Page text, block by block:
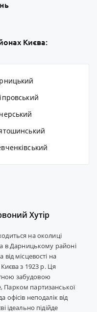
Києва:
Хутір
на околиці
в Дарницькому районі
місцевості на
з 1923 р. Ця
забудовою
Парком партизанської
неподалік від
ідеально підійде